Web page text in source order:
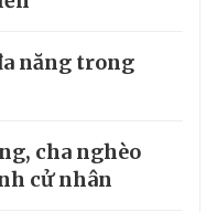
năng trong
cha nghèo
cử nhân